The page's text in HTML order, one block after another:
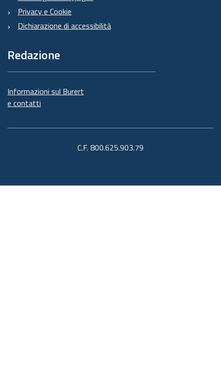
Privacy e Cookie
Dichiarazione di accessibilità
Redazione
Informazioni sul Burert
e contatti
C.F. 800.625.903.79